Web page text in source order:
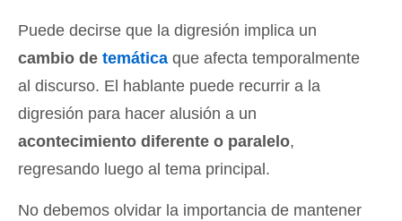
Puede decirse que la digresión implica un
cambio de temática que afecta temporalmente
al discurso. El hablante puede recurrir a la
digresión para hacer alusión a un
acontecimiento diferente o paralelo,
regresando luego al tema principal.
No debemos olvidar la importancia de mantener